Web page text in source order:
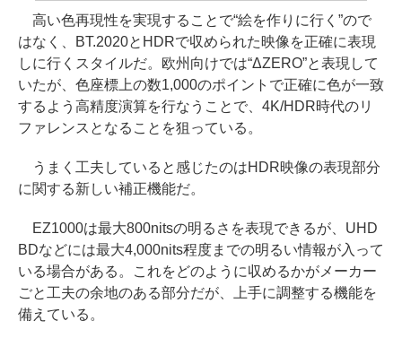
高い色再現性を実現することで“絵を作りに行く”ので
はなく、BT.2020とHDRで収められた映像を正確に表現
しに行くスタイルだ。欧州向けでは“ΔZERO”と表現して
いたが、色座標上の数1,000のポイントで正確に色が一致
するよう高精度演算を行なうことで、4K/HDR時代のリ
ファレンスとなることを狙っている。
うまく工夫していると感じたのはHDR映像の表現部分
に関する新しい補正機能だ。
EZ1000は最大800nitsの明るさを表現できるが、UHD
BDなどには最大4,000nits程度までの明るい情報が入って
いる場合がある。これをどのように収めるかがメーカー
ごと工夫の余地のある部分だが、上手に調整する機能を
備えている。